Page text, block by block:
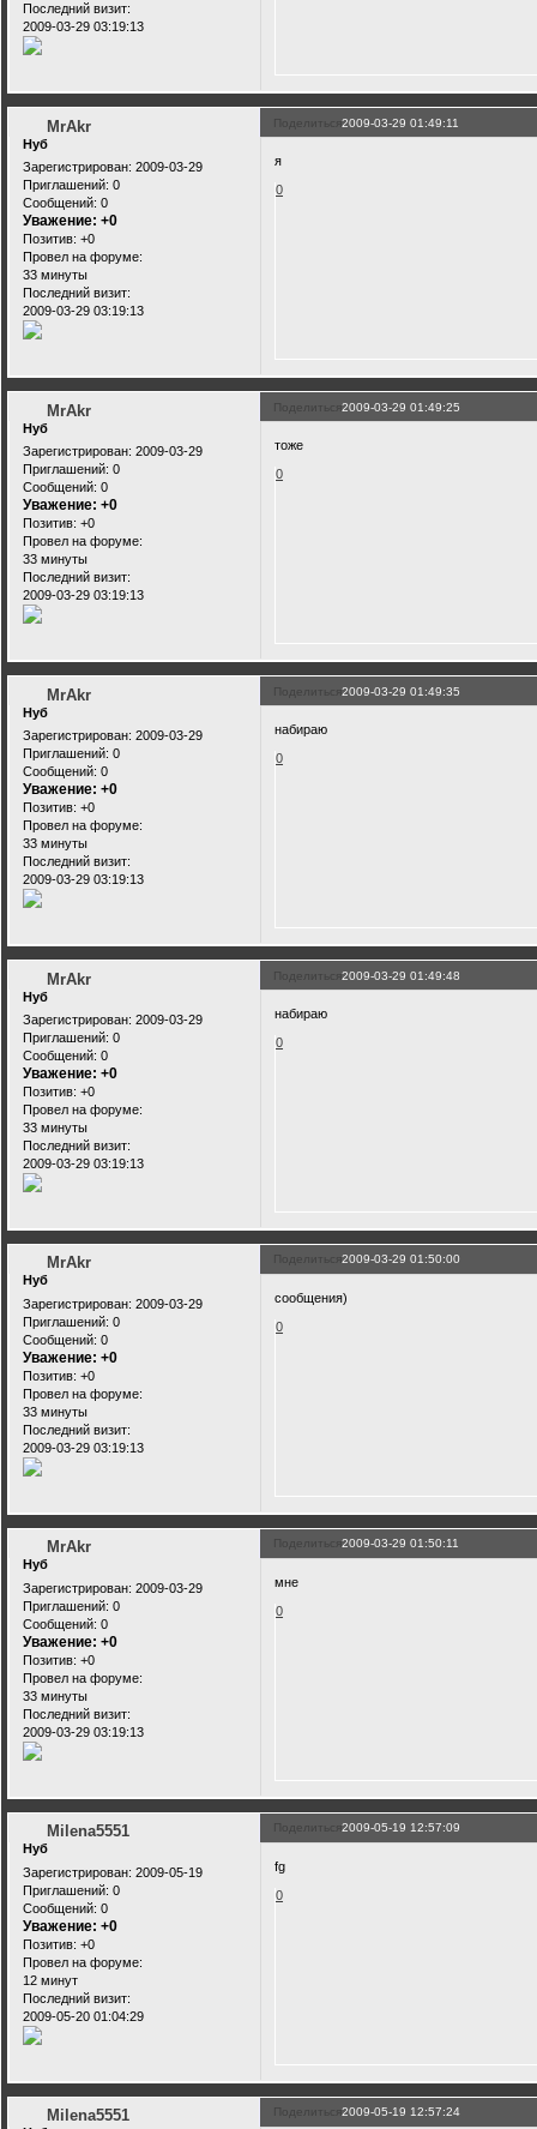
Последний визит:
2009-03-29 03:19:13
Поделиться2009-03-29 01:49:11
MrAkr
Нуб
Зарегистрирован: 2009-03-29
Приглашений: 0
Сообщений: 0
Уважение: +0
Позитив: +0
Провел на форуме:
33 минуты
Последний визит:
2009-03-29 03:19:13
я
0
Поделиться2009-03-29 01:49:25
MrAkr
Нуб
Зарегистрирован: 2009-03-29
Приглашений: 0
Сообщений: 0
Уважение: +0
Позитив: +0
Провел на форуме:
33 минуты
Последний визит:
2009-03-29 03:19:13
тоже
0
Поделиться2009-03-29 01:49:35
MrAkr
Нуб
Зарегистрирован: 2009-03-29
Приглашений: 0
Сообщений: 0
Уважение: +0
Позитив: +0
Провел на форуме:
33 минуты
Последний визит:
2009-03-29 03:19:13
набираю
0
Поделиться2009-03-29 01:49:48
MrAkr
Нуб
Зарегистрирован: 2009-03-29
Приглашений: 0
Сообщений: 0
Уважение: +0
Позитив: +0
Провел на форуме:
33 минуты
Последний визит:
2009-03-29 03:19:13
набираю
0
Поделиться2009-03-29 01:50:00
MrAkr
Нуб
Зарегистрирован: 2009-03-29
Приглашений: 0
Сообщений: 0
Уважение: +0
Позитив: +0
Провел на форуме:
33 минуты
Последний визит:
2009-03-29 03:19:13
сообщения)
0
Поделиться2009-03-29 01:50:11
MrAkr
Нуб
Зарегистрирован: 2009-03-29
Приглашений: 0
Сообщений: 0
Уважение: +0
Позитив: +0
Провел на форуме:
33 минуты
Последний визит:
2009-03-29 03:19:13
мне
0
Поделиться2009-05-19 12:57:09
Milena5551
Нуб
Зарегистрирован: 2009-05-19
Приглашений: 0
Сообщений: 0
Уважение: +0
Позитив: +0
Провел на форуме:
12 минут
Последний визит:
2009-05-20 01:04:29
fg
0
Поделиться2009-05-19 12:57:24
Milena5551